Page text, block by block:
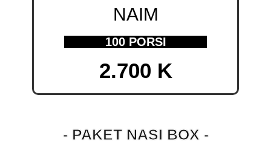
NAIM
100 PORSI
2.700 K
- PAKET NASI BOX -